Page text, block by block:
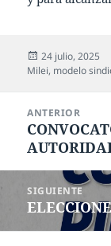
Publicado
el
24 julio, 2025
Milei, modelo
entradas
ANTERIOR
Entrada
anterior:
SIGUIENTE
Entrada
siguiente: